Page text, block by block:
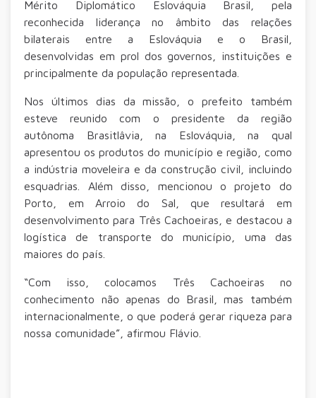
Mérito Diplomático Eslováquia Brasil, pela
reconhecida liderança no âmbito das relações
bilaterais entre a Eslováquia e o Brasil,
desenvolvidas em prol dos governos, instituições e
principalmente da população representada.
Nos últimos dias da missão, o prefeito também
esteve reunido com o presidente da região
autônoma Brasitlâvia, na Eslováquia, na qual
apresentou os produtos do município e região, como
a indústria moveleira e da construção civil, incluindo
esquadrias. Além disso, mencionou o projeto do
Porto, em Arroio do Sal, que resultará em
desenvolvimento para Três Cachoeiras, e destacou a
logística de transporte do município, uma das
maiores do país.
“Com isso, colocamos Três Cachoeiras no
conhecimento não apenas do Brasil, mas também
internacionalmente, o que poderá gerar riqueza para
nossa comunidade”, afirmou Flávio.